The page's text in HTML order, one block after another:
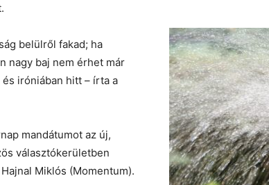
belülről fakad; ha
nagy baj nem érhet már
iróniában hitt – írta a
mandátumot az új,
választókerületben
Miklós (Momentum).